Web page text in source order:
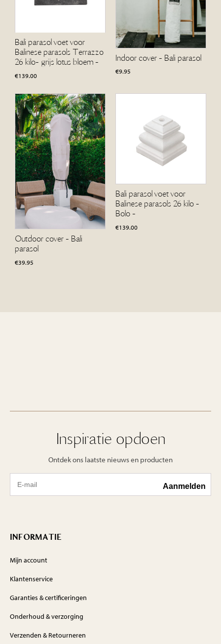
Bali parasol voet voor
Balinese parasols Terrazzo
26 kilo- grijs lotus bloem -
€139.00
Indoor cover - Bali parasol
€9.95
Outdoor cover - Bali
parasol
€39.95
Bali parasol voet voor
Balinese parasols 26 kilo -
Bolo -
€139.00
Inspiratie opdoen
Ontdek ons laatste nieuws en producten
INFORMATIE
Mijn account
Klantenservice
Garanties & certificeringen
Onderhoud & verzorging
Verzenden & Retourneren